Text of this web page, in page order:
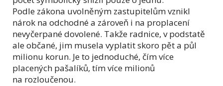
Podle zákona uvolněným zastupitelům vznikl
nárok na odchodné a zároveň i na proplacení
nevyčerpané dovolené. Takže radnice, v podstatě
ale občané, jim musela vyplatit skoro pět a půl
milionu korun. Je to jednoduché, čím více
placených pašalíků, tím více milionů
na rozloučenou.